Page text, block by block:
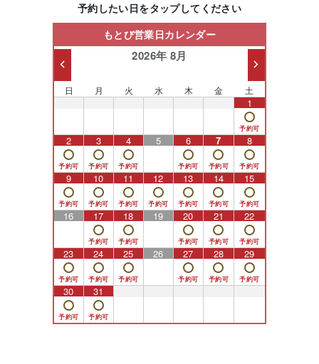
予約したい日をタップしてください
もとび営業日カレンダー
2026年 8月
日 月 火 水 木 金 土
1
2 3 4 5 6 7 8
9 10 11 12 13 14 15
16 17 18 19 20 21 22
23 24 25 26 27 28 29
30 31